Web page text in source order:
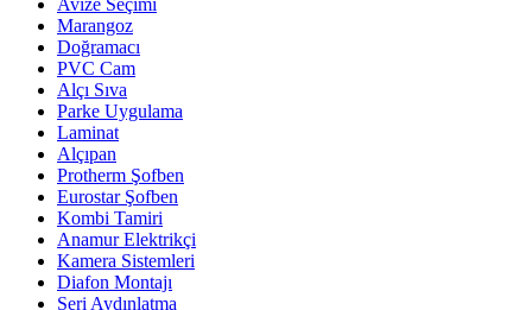
Marangoz
Doğramacı
PVC Cam
Alçı Sıva
Parke Uygulama
Laminat
Alçıpan
Protherm Şofben
Eurostar Şofben
Kombi Tamiri
Anamur Elektrikçi
Kamera Sistemleri
Diafon Montajı
Seri Aydınlatma